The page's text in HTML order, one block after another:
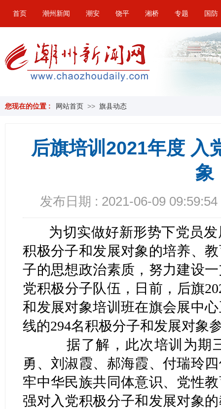
首页 潮州新闻 潮安 饶平 湘桥 专题 国防
您现在的位置 : 网站首页 >> 旗县动态
后旗培训2021年度 入
象
发布日期 : 2021-06-09 09:59:54
为切实做好新形势下党员
积极分子和发展对象的培养、
子的思想政治素质，努力建设
党积极分子队伍，日前，后旗
和发展对象培训班在旗会展中
线的294名积极分子和发展对象
据了解，此次培训为期
勇、刘淑霞、郝海霞、付瑞玲
牢中华民族共同体意识、党性
强对入党积极分子和发展对象